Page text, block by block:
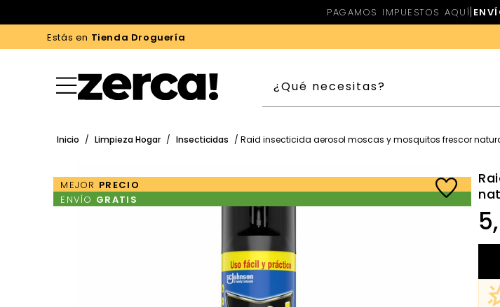
PAGAMOS IMPUESTOS AQUÍ|
Estás en Tienda Droguería
Inicio / Limpieza Hogar / Insecticidas / Raid insecticida aerosol moscas y mosquitos frescor
MEJOR PRECIO
ENVÍO GRATIS